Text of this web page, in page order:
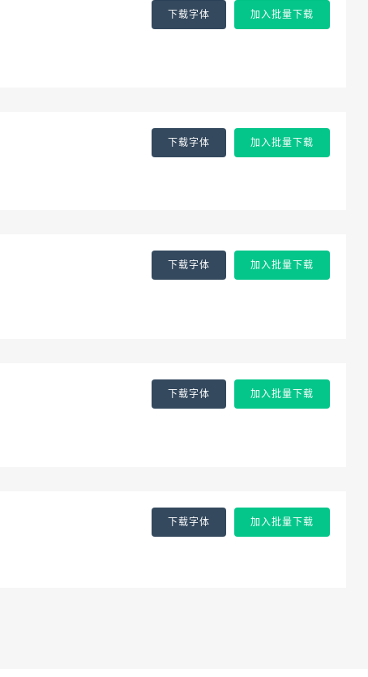
下载字体 加入批量下载
下载字体 加入批量下载
下载字体 加入批量下载
下载字体 加入批量下载
下载字体 加入批量下载